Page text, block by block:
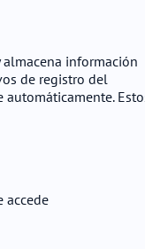
información
de registro del
accede